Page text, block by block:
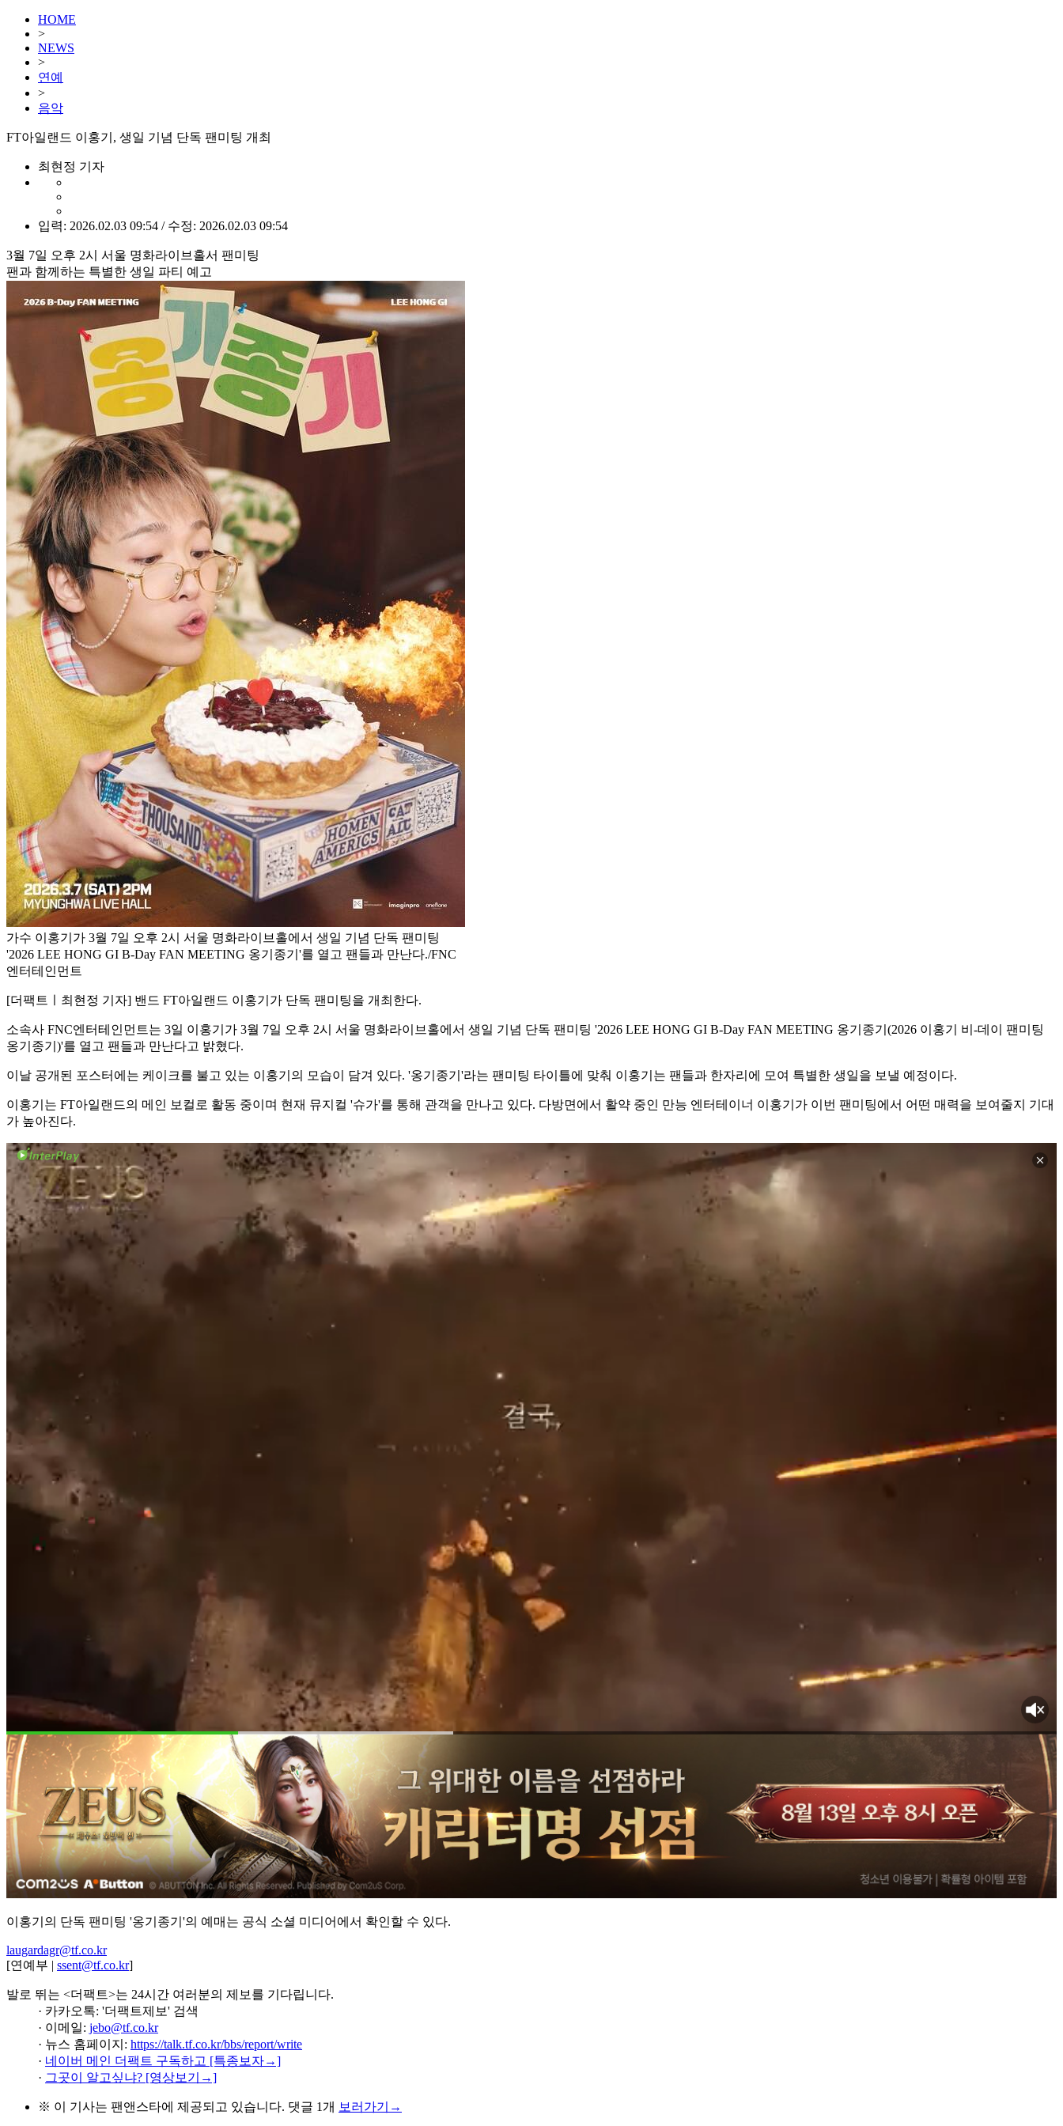
HOME
>
NEWS
>
연예
>
음악
FT아일랜드 이홍기, 생일 기념 단독 팬미팅 개최
최현정 기자
입력: 2026.02.03 09:54 / 수정: 2026.02.03 09:54
3월 7일 오후 2시 서울 명화라이브홀서 팬미팅
팬과 함께하는 특별한 생일 파티 예고
가수 이홍기가 3월 7일 오후 2시 서울 명화라이브홀에서 생일 기념 단독 팬미팅
'2026 LEE HONG GI B-Day FAN MEETING 옹기종기'를 열고 팬들과 만난다./FNC
엔터테인먼트
[더팩트ㅣ최현정 기자] 밴드 FT아일랜드 이홍기가 단독 팬미팅을 개최한다.
소속사 FNC엔터테인먼트는 3일 이홍기가 3월 7일 오후 2시 서울 명화라이브홀에서 생일 기념 단독 팬미팅 '2026 LEE HONG GI B-Day FAN MEETING 옹기종기(2026 이홍기 비-데이 팬미팅
옹기종기)'를 열고 팬들과 만난다고 밝혔다.
이날 공개된 포스터에는 케이크를 불고 있는 이홍기의 모습이 담겨 있다. '옹기종기'라는 팬미팅 타이틀에 맞춰 이홍기는 팬들과 한자리에 모여 특별한 생일을 보낼 예정이다.
이홍기는 FT아일랜드의 메인 보컬로 활동 중이며 현재 뮤지컬 '슈가'를 통해 관객을 만나고 있다. 다방면에서 활약 중인 만능 엔터테이너 이홍기가 이번 팬미팅에서 어떤 매력을 보여줄지 기대
가 높아진다.
이홍기의 단독 팬미팅 '옹기종기'의 예매는 공식 소셜 미디어에서 확인할 수 있다.
laugardagr@tf.co.kr
[연예부 | ssent@tf.co.kr]
발로 뛰는 <더팩트>는 24시간 여러분의 제보를 기다립니다.
· 카카오톡: '더팩트제보' 검색
· 이메일: jebo@tf.co.kr
· 뉴스 홈페이지: https://talk.tf.co.kr/bbs/report/write
· 네이버 메인 더팩트 구독하고 [특종보자→]
· 그곳이 알고싶냐? [영상보기→]
※ 이 기사는 팬앤스타에 제공되고 있습니다. 댓글 1개 보러가기→